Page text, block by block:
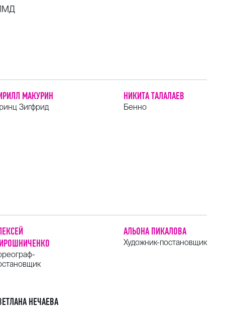
МАКУРИН
Зигфрид
НИКИТА ТАЛАЛАЕВ
Бенно
АЛЬОНА ПИКАЛОВА
Художник-постановщик
НЕЧАЕВА